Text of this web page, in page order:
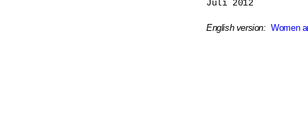
Juli 2012
English version: Women